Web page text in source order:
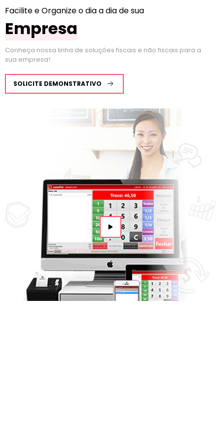
Facilite e Organize o dia a dia de sua
Empresa
Conheça nossa linha de soluções fiscais e não fiscais para a
sua empresa!
SOLICITE DEMONSTRATIVO